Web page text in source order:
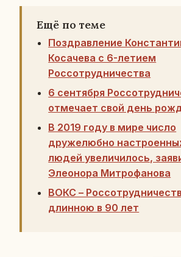
Ещё по теме
Поздравление
Косачева с 6-летием
Россотрудничества
6 сентября
отмечает свой день
В 2019 году в мире число
дружелюбно
людей увеличилось,
Элеонора Митрофанова
ВОКС –
длинною в 90 лет